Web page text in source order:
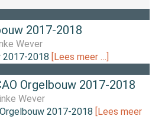
2017-2018
Wever
2017-2018 [Lees meer …]
Orgelbouw 2017-2018
Wever
2017-2018 [Lees meer